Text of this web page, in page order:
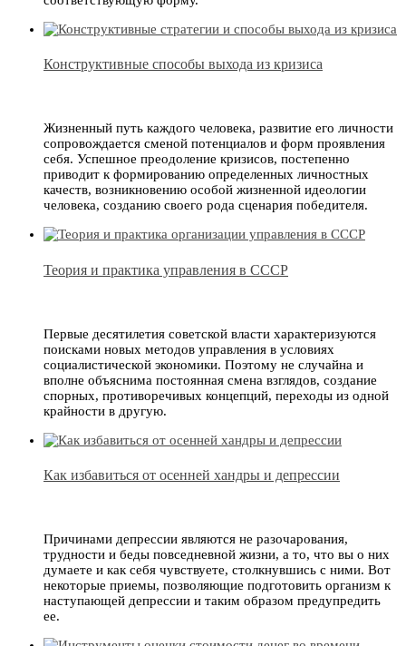
Конструктивные способы выхода из кризиса
Жизненный путь каждого человека, развитие его личности
сопровождается сменой потенциалов и форм проявления
себя. Успешное преодоление кризисов, постепенно
приводит к формированию определенных личностных
качеств, возникновению особой жизненной идеологии
человека, созданию своего рода сценария победителя.
Теория и практика управления в СССР
Первые десятилетия советской власти характеризуются
поисками новых методов управления в условиях
социалистической экономики. Поэтому не случайна и
вполне объяснима постоянная смена взглядов, создание
спорных, противоречивых концепций, переходы из одной
крайности в другую.
Как избавиться от осенней хандры и депрессии
Причинами депрессии являются не разочарования,
трудности и беды повседневной жизни, а то, что вы о них
думаете и как себя чувствуете, столкнувшись с ними. Вот
некоторые приемы, позволяющие подготовить организм к
наступающей депрессии и таким образом предупредить
ее.